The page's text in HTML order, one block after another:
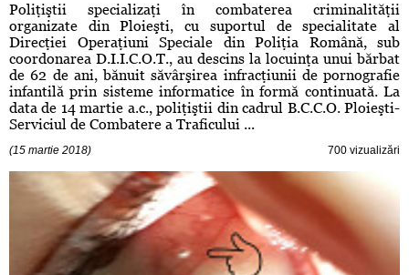
Poliţiştii specializaţi în combaterea criminalităţii
organizate din Ploieşti, cu suportul de specialitate al
Direcţiei Operaţiuni Speciale din Poliţia Română, sub
coordonarea D.I.I.C.O.T., au descins la locuinţa unui bărbat
de 62 de ani, bănuit săvârşirea infracţiunii de pornografie
infantilă prin sisteme informatice în formă continuată. La
data de 14 martie a.c., poliţiştii din cadrul B.C.C.O. Ploieşti-
Serviciul de Combatere a Traficului ...
(15 martie 2018) 700 vizualizări